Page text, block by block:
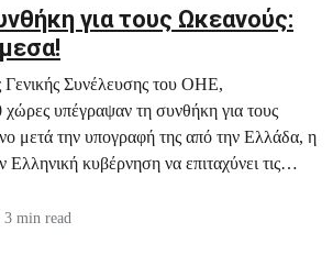
για τους Ωκεανούς:
Γενικής Συνέλευσης του ΟΗΕ,
χώρες υπέγραψαν τη συνθήκη για τους
μετά την υπογραφή της από την Ελλάδα, η
Ελληνική κυβέρνηση να επιταχύνει τις
της.
3 min read